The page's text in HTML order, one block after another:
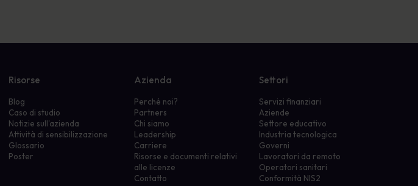
Risorse
Blog
Caso di studio
Notizie sull'azienda
Attività di sensibilizzazione
Glossario
Poster
Azienda
Perché noi?
Partners
Chi siamo
Leadership
Carriere
Risorse e documenti relativi
alle licenze
Contatto
Settori
Servizi finanziari
Aziende
Settore educativo
Industria tecnologica
Governi
Lavoratori da remoto
Operatori sanitari
Conformità NIS2